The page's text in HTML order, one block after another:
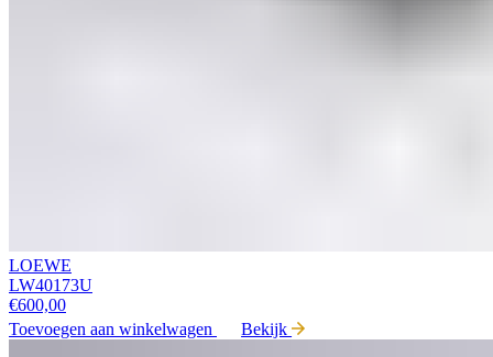
LOEWE
LW40173U
€600,00
Toevoegen aan winkelwagen
Bekijk